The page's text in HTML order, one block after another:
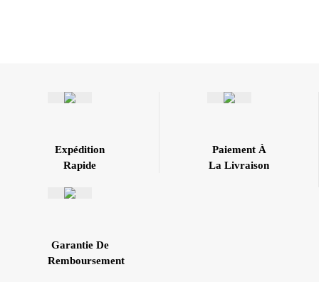
Paiement À
La Livraison
Expédition
Rapide
Garantie De
Remboursement